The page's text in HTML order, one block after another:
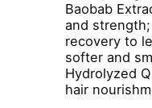
Baobab
and
recovery to
softer and
Hydrolyzed
hair